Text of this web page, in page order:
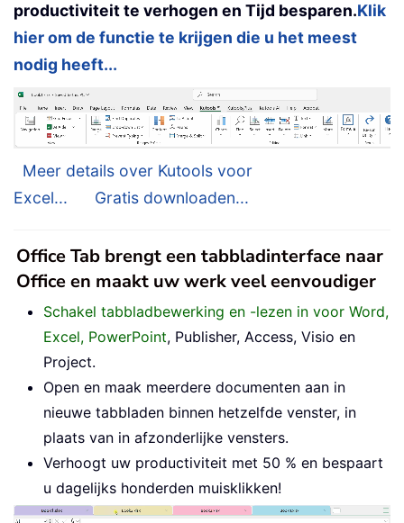
productiviteit te verhogen en Tijd besparen.Klik
hier om de functie te krijgen die u het meest
nodig heeft...
Meer details over Kutools voor
Excel...
Gratis downloaden...
Office Tab brengt een tabbladinterface naar
Office en maakt uw werk veel eenvoudiger
Schakel tabbladbewerking en -lezen in voor Word,
Excel, PowerPoint, Publisher, Access, Visio en
Project.
Open en maak meerdere documenten aan in
nieuwe tabbladen binnen hetzelfde venster, in
plaats van in afzonderlijke vensters.
Verhoogt uw productiviteit met 50 % en bespaart
u dagelijks honderden muisklikken!